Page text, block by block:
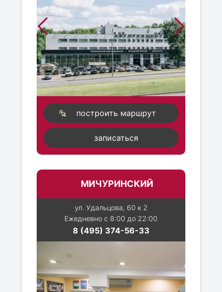
построить маршрут
записаться
МИЧУРИНСКИЙ
ул. Удальцова, 60 к 2
Ежедневно с 8:00 до 22:00
8 (495) 374-56-33